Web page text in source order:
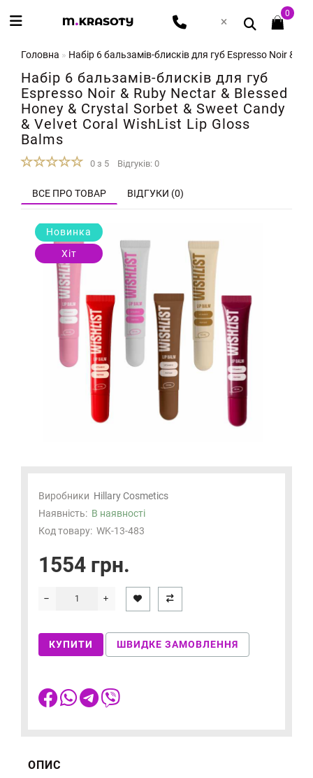
0
Головна Набір 6 бальзамів-блисків для губ Espresso Noir &
Набір 6 бальзамів-блисків для губ
Espresso Noir & Ruby Nectar & Blessed
Honey & Crystal Sorbet & Sweet Candy
& Velvet Coral WishList Lip Gloss
Balms
0 з 5 Відгуків: 0
ВСЕ ПРО ТОВАР ВІДГУКИ (0)
Новинка
Хіт
Виробники Hillary Cosmetics
Наявність: В наявності
Код товару: WK-13-483
1554 грн.
КУПИТИ ШВИДКЕ ЗАМОВЛЕННЯ
ОПИС